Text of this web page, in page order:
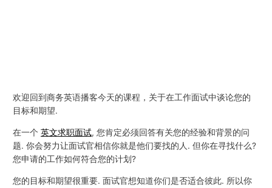
欢迎回到商务英语播客今天的课程，关于在工作面试中谈论您的
目标和期望.
在一个英文求职面试, 您肯定必须回答有关您的经验和背景的问
题. 你会努力让面试官相信你就是他们要找的人. 但你在寻找什么?
您申请的工作如何符合您的计划?
您的目标和期望很重要. 面试官想知道你们是否适合彼此. 所以你